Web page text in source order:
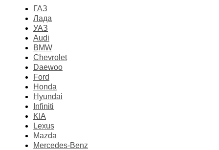
ГАЗ
Лада
УАЗ
Audi
BMW
Chevrolet
Daewoo
Ford
Honda
Hyundai
Infiniti
KIA
Lexus
Mazda
Mercedes-Benz